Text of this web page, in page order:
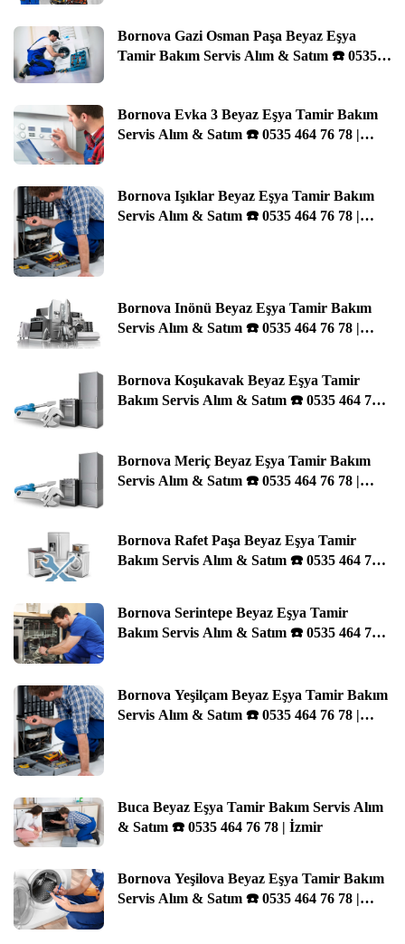
Bornova Gazi Osman Paşa Beyaz Eşya
Tamir Bakım Servis Alım & Satım ☎️ 0535
Bornova Evka 3 Beyaz Eşya Tamir Bakım
Servis Alım & Satım ☎️ 0535 464 76 78 |
Bornova Işıklar Beyaz Eşya Tamir Bakım
Servis Alım & Satım ☎️ 0535 464 76 78 |
Bornova Inönü Beyaz Eşya Tamir Bakım
Servis Alım & Satım ☎️ 0535 464 76 78 |
Bornova Koşukavak Beyaz Eşya Tamir
Bakım Servis Alım & Satım ☎️ 0535 464 76
Bornova Meriç Beyaz Eşya Tamir Bakım
Servis Alım & Satım ☎️ 0535 464 76 78 |
Bornova Rafet Paşa Beyaz Eşya Tamir
Bakım Servis Alım & Satım ☎️ 0535 464 76
Bornova Serintepe Beyaz Eşya Tamir
Bakım Servis Alım & Satım ☎️ 0535 464 76
Bornova Yeşilçam Beyaz Eşya Tamir Bakım
Servis Alım & Satım ☎️ 0535 464 76 78 |
Buca Beyaz Eşya Tamir Bakım Servis Alım
& Satım ☎️ 0535 464 76 78 | İzmir
Bornova Yeşilova Beyaz Eşya Tamir Bakım
Servis Alım & Satım ☎️ 0535 464 76 78 |